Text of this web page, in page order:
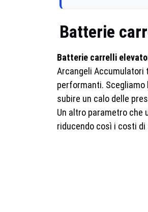
Batterie
Batterie carrelli
Arcangeli Accumulatori
performanti.
subire un calo delle
Un altro parametro che
riducendo così i costi